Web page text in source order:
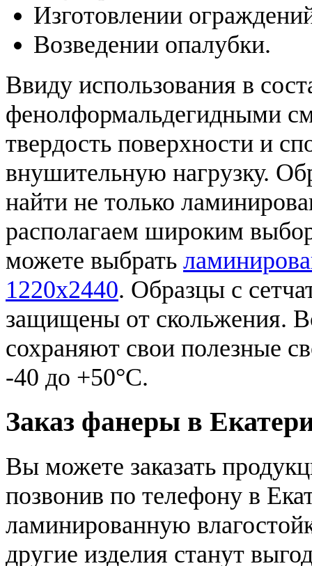
Изготовлении
Возведении опалубки.
Ввиду использования в
фенолформальдегидными
твердость поверхности и
внушительную нагрузку.
найти не только
располагаем широким
можете выбрать
1220x2440. Образцы с
защищены от скольжения.
сохраняют свои полезные
-40 до +50°C.
Заказ фанеры в
Вы можете заказать
позвонив по телефону в
ламинированную
другие изделия станут